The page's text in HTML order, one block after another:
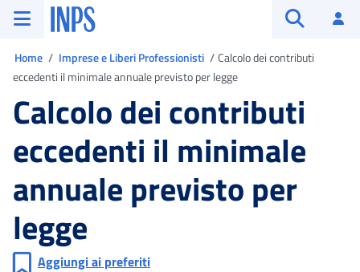
Vai al menu principale
Vai al contenuto principale
Vai al pie' di pagina
INPS ()
Home Imprese e Liberi Professionisti
Calcolo dei contributi
eccedenti il minimale annuale previsto per legge
Calcolo dei contributi
eccedenti il minimale
annuale previsto per
legge
Aggiungi ai preferiti